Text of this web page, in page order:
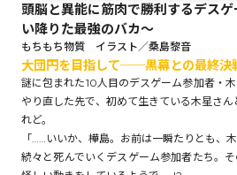
コミッククリエ
頭脳と異能に筋肉で勝利するデス
い降りた最強のバカ～
もちもち物質 イラスト／桑島黎音
大団円を目指して──黒幕との最終決
謎に包まれた10人目のデスゲーム参加者・
やり直した先で、初めて生きている木星さ
れど。
「……いいか、樺島。お前は一瞬たりとも、
続々と死んでいくデスゲーム参加者たち。